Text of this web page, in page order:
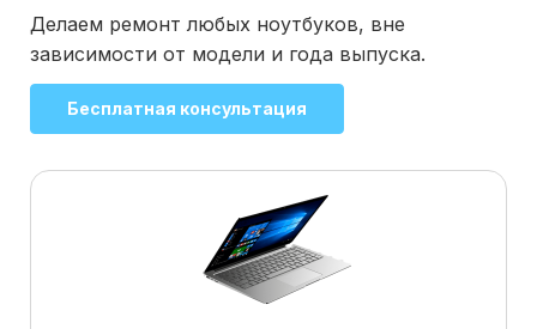
Делаем ремонт любых ноутбуков, вне
зависимости от модели и года выпуска.
Бесплатная консультация